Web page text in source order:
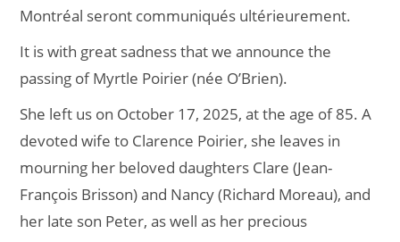
Montréal seront communiqués ultérieurement.
It is with great sadness that we announce the
passing of Myrtle Poirier (née O’Brien).
She left us on October 17, 2025, at the age of 85. A
devoted wife to Clarence Poirier, she leaves in
mourning her beloved daughters Clare (Jean-
François Brisson) and Nancy (Richard Moreau), and
her late son Peter, as well as her precious